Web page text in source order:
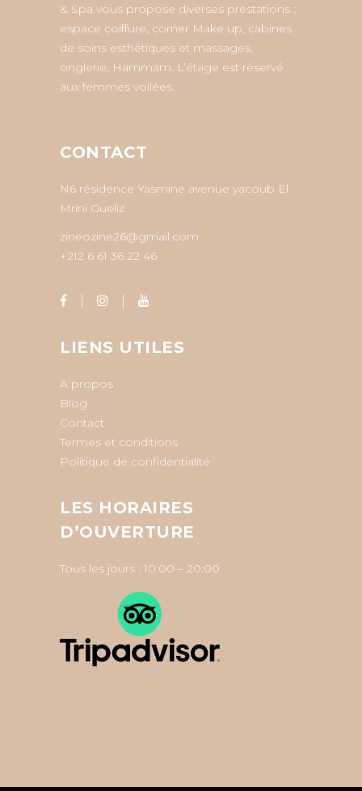
& Spa vous propose diverses prestations :
espace coiffure, corner Make up, cabines
de soins esthétiques et massages,
onglerie, Hammam. L’étage est réservé
aux femmes voilées.
CONTACT
N6 résidence Yasmine avenue yacoub El
Mrini Gueliz
zineozine26@gmail.com
+212 6 61 36 22 46
LIENS UTILES
A propos
Blog
Contact
Termes et conditions
Politique de confidentialité
LES HORAIRES
D’OUVERTURE
Tous les jours : 10:00 – 20:00